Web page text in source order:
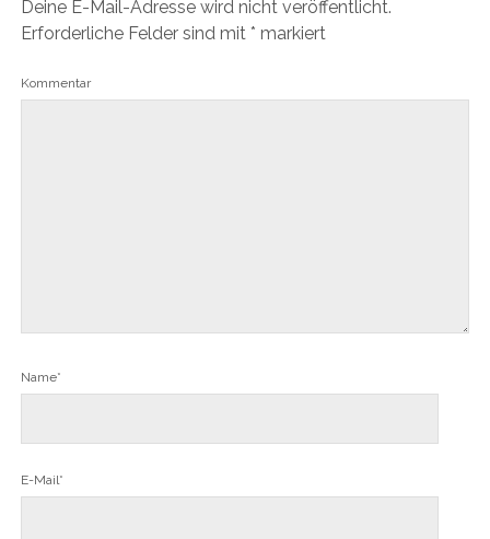
Deine E-Mail-Adresse wird nicht veröffentlicht.
Erforderliche Felder sind mit * markiert
Kommentar
Name*
E-Mail*